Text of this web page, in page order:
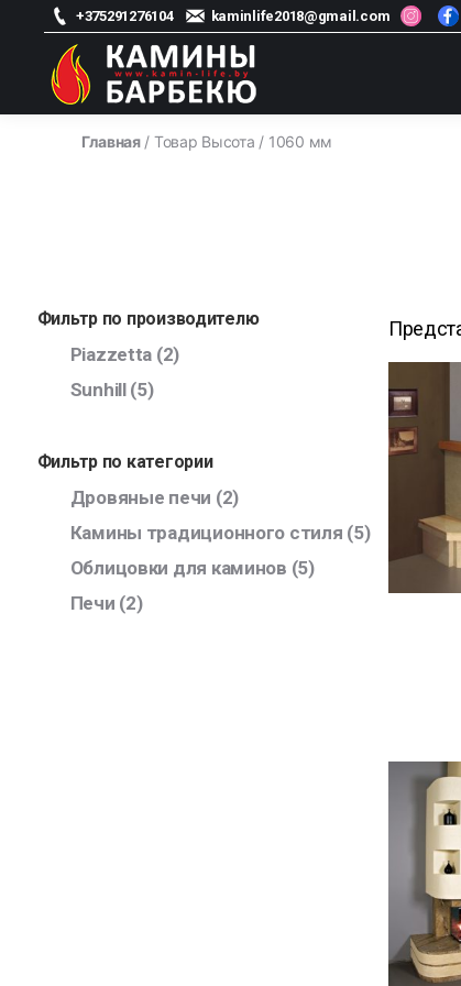
+375291276104 kaminlife2018@gmail.com
kamin-
Главная/ Товар Высота / 1060 мм
Фильтр по производителю
Piazzetta (2)
Sunhill (5)
Фильтр по категории
Дровяные печи (2)
Камины традиционного стиля (5)
Облицовки для каминов (5)
Печи (2)